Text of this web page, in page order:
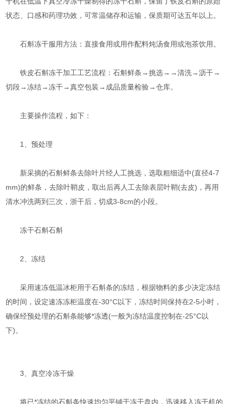
状态、口感和药理功效，可常温储存和运输，保质期可达五年以上。
石斛冻干服用方法：直接食用或用作配料炖汤食用或泡茶饮用。
铁皮石斛冻干加工工艺流程：石斛鲜条→挑选→→清洗→沥干→
切段→冻结→冻干→真空包装→成品质量检验→仓库。
主要操作流程，如下：
1、预处理
新采摘的石斛鲜条去除叶片经人工挑选，选取粗细适中(直径4-7
mm)的鲜条，去除叶鞘皮，取出后再人工去除表层叶鞘(去皮)，再用
清水冲洗两到三次，浙干后，切成3-8cm的小段。
冻干石斛石斛
2、冻结
采用速冻低温冰柜用于石斛条的冻结，根据物料的多少决定冻结
的时间，设定速冻冻柜温度在-30°C以下，冻结时间保持在2-5小时，
确保经预处理的石斛条能够*冻透(一般为冻结温度控制在-25°C以
下)。
3、真空冷冻干燥
将已*冻结的石斛条快速均匀平铺于冻干盘内，迅速移入冻干机的